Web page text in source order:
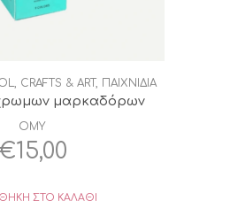
CRAFTS & ART, ΠΑΙΧΝΙΔΙΑ
μαρκαδόρων
OMY
15,00
ΣΤΟ ΚΑΛΆΘΙ